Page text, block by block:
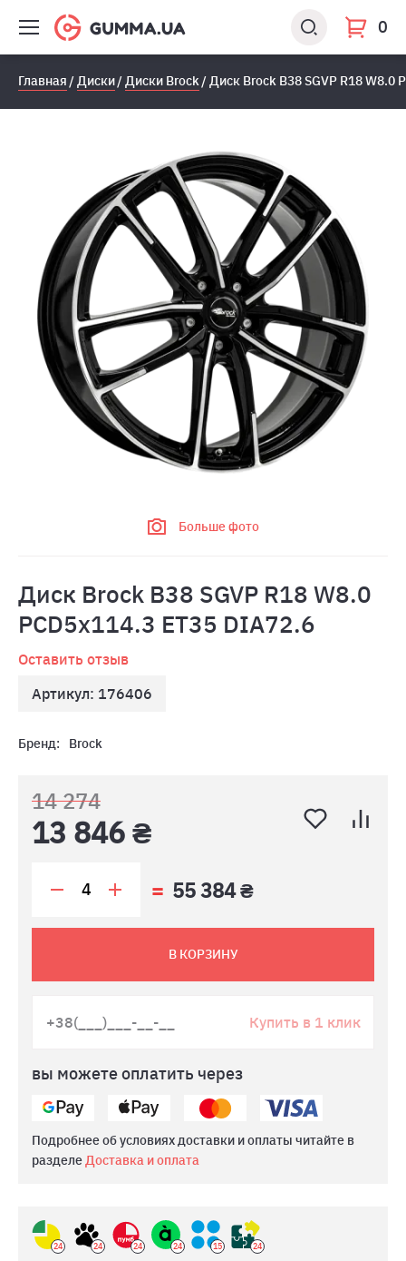
0
Главная Диски Диски Brock Диск Brock B38 SGVP R18 W8.0
Больше фото
Диск Brock B38 SGVP R18 W8.0
PCD5x114.3 ET35 DIA72.6
Оставить отзыв
Артикул: 176406
Бренд: Brock
14 274
13 846 ₴
55 384 ₴
В КОРЗИНУ
Купить в 1 клик
вы можете оплатить через
Подробнее об условиях доставки и оплаты читайте в
разделеДоставка и оплата
24 24 24 24 15 24